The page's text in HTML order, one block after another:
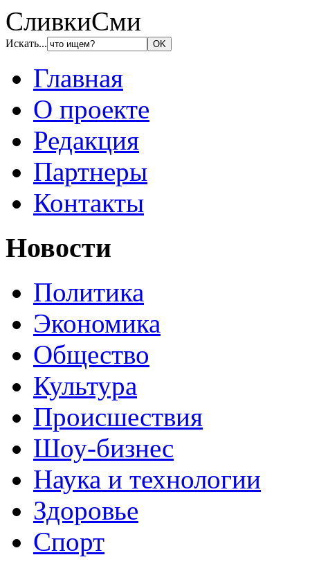
СливкиСми
Искать...
Главная
О проекте
Редакция
Партнеры
Контакты
Новости
Политика
Экономика
Общество
Культура
Происшествия
Шоу-бизнес
Наука и технологии
Здоровье
Спорт